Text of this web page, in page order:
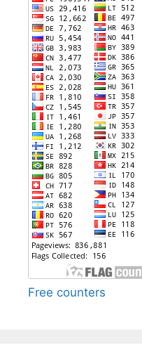
Free counters